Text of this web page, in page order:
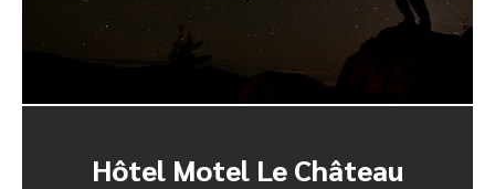
Hôtel Motel Le Château